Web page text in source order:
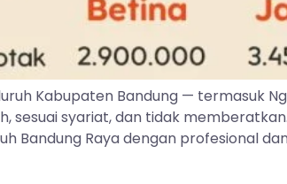
Kabupaten Bandung — termasuk
syariat, dan tidak
Bandung Raya dengan profesional